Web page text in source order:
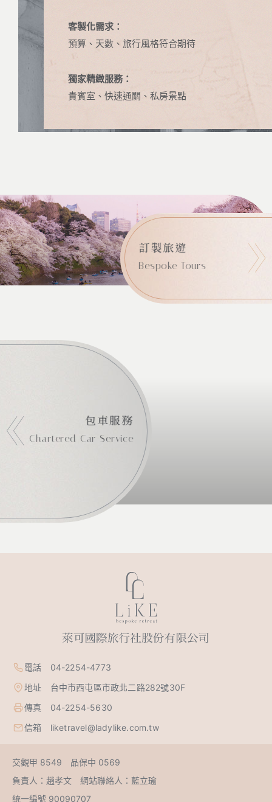
客製化需求：
預算、天數、旅行風格符合期待
獨家精緻服務：
貴賓室、快速通關、私房景點
訂製旅遊
Bespoke Tours
包車服務
Chartered Car Service
電話 04-2254-4773
地址 台中市西屯區市政北二路282號30F
傳真 04-2254-5630
信箱 liketravel@ladylike.com.tw
交觀甲 8549 品保中 0569
負責人：趙孝文 網站聯絡人：藍立瑜
統一編號 90090707